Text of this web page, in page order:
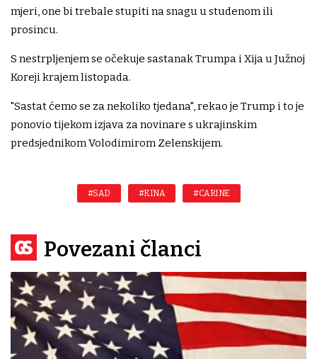
mjeri, one bi trebale stupiti na snagu u studenom ili
prosincu.
S nestrpljenjem se očekuje sastanak Trumpa i Xija u Južnoj
Koreji krajem listopada.
"Sastat ćemo se za nekoliko tjedana", rekao je Trump i to je
ponovio tijekom izjava za novinare s ukrajinskim
predsjednikom Volodimirom Zelenskijem.
#SAD #KINA #CARINE
Povezani članci